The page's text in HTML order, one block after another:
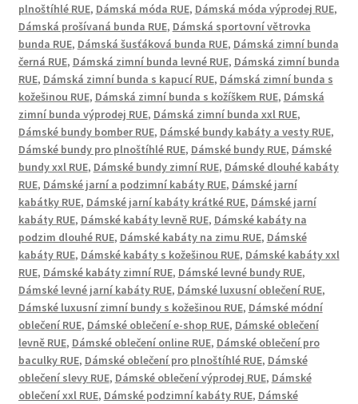
plnoštíhlé RUE, Dámská móda RUE, Dámská móda výprodej RUE,
Dámská prošívaná bunda RUE, Dámská sportovní větrovka
bunda RUE, Dámská šusťáková bunda RUE, Dámská zimní bunda
černá RUE, Dámská zimní bunda levné RUE, Dámská zimní bunda
RUE, Dámská zimní bunda s kapucí RUE, Dámská zimní bunda s
kožešinou RUE, Dámská zimní bunda s kožíškem RUE, Dámská
zimní bunda výprodej RUE, Dámská zimní bunda xxl RUE,
Dámské bundy bomber RUE, Dámské bundy kabáty a vesty RUE,
Dámské bundy pro plnoštíhlé RUE, Dámské bundy RUE, Dámské
bundy xxl RUE, Dámské bundy zimní RUE, Dámské dlouhé kabáty
RUE, Dámské jarní a podzimní kabáty RUE, Dámské jarní
kabátky RUE, Dámské jarní kabáty krátké RUE, Dámské jarní
kabáty RUE, Dámské kabáty levně RUE, Dámské kabáty na
podzim dlouhé RUE, Dámské kabáty na zimu RUE, Dámské
kabáty RUE, Dámské kabáty s kožešinou RUE, Dámské kabáty xxl
RUE, Dámské kabáty zimní RUE, Dámské levné bundy RUE,
Dámské levné jarní kabáty RUE, Dámské luxusní oblečení RUE,
Dámské luxusní zimní bundy s kožešinou RUE, Dámské módní
oblečení RUE, Dámské oblečení e-shop RUE, Dámské oblečení
levně RUE, Dámské oblečení online RUE, Dámské oblečení pro
baculky RUE, Dámské oblečení pro plnoštíhlé RUE, Dámské
oblečení slevy RUE, Dámské oblečení výprodej RUE, Dámské
oblečení xxl RUE, Dámské podzimní kabáty RUE, Dámské